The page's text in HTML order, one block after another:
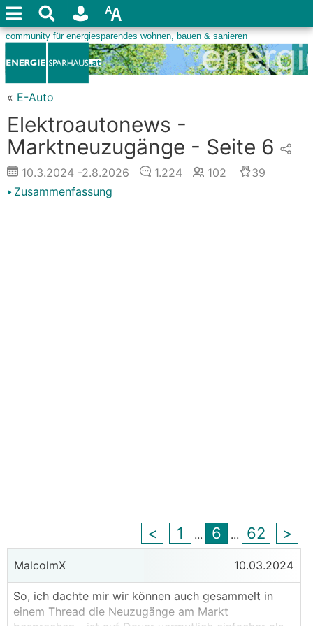
« E-Auto
Elektroautonews -
Marktneuzugänge - Seite 6
10.3.2024 -2.8.2026 1.224 102
39
Zusammenfassung
< 1 ... 6 ... 62 >
MalcolmX 10.03.2024
So, ich dachte mir wir können auch gesammelt in
einem Thread die Neuzugänge am Markt